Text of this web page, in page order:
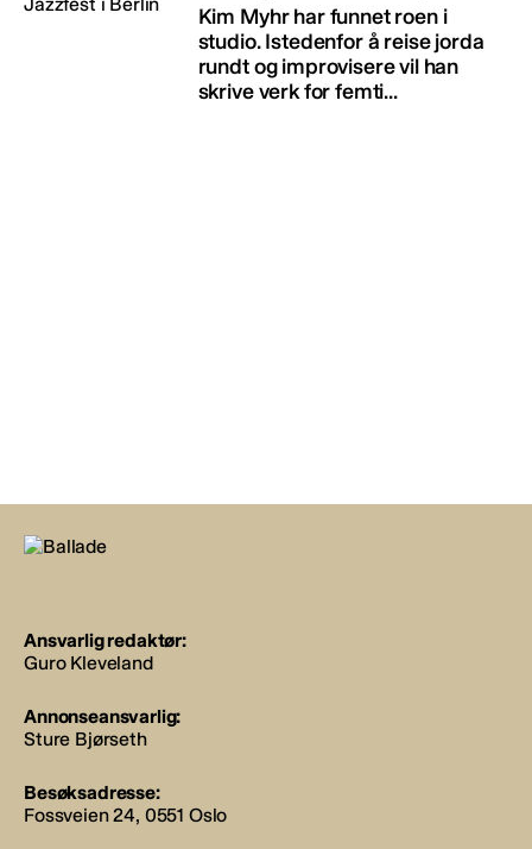
Kim Myhr har funnet roen i
studio. Istedenfor å reise jorda
rundt og improvisere vil han
skrive verk for femti...
Ansvarlig redaktør:
Guro Kleveland
Annonseansvarlig:
Sture Bjørseth
Besøksadresse:
Fossveien 24, 0551 Oslo